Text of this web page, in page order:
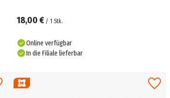
18,00 € / 1 Stk.
Online verfügbar
In die Filiale lieferbar